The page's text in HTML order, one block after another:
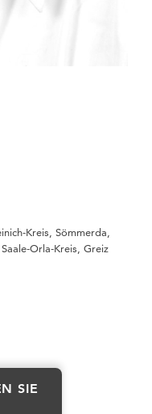
Kreis, Sömmerda,
Orla-Kreis, Greiz
SIE